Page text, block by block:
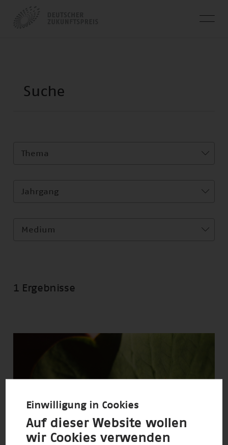
Thema
Jahrgang
Medium
1 Ergebnisse
Einwilligung in Cookies
Auf dieser Website wollen
wir Cookies verwenden